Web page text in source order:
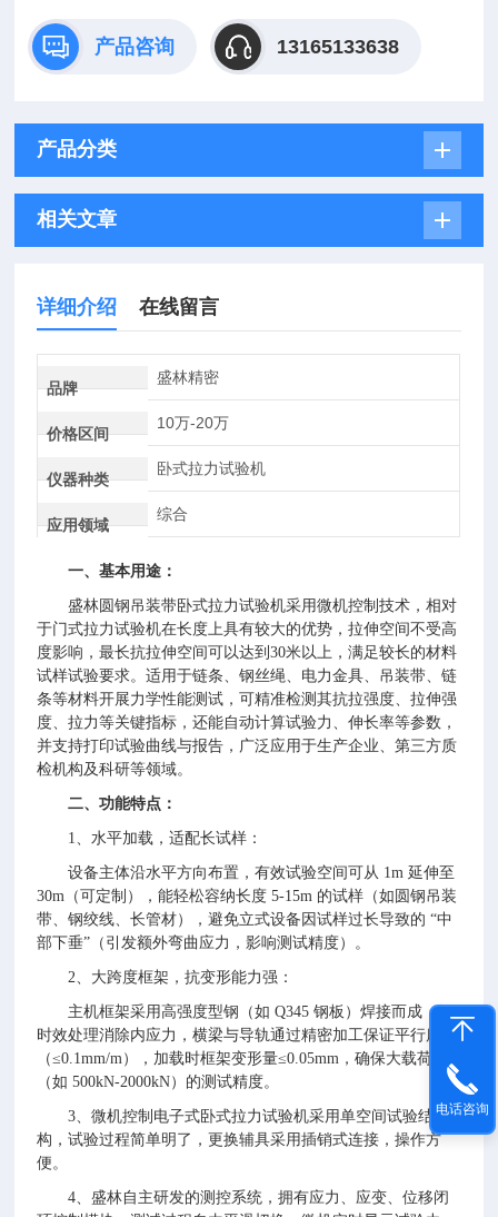
产品咨询 13165133638
产品分类
相关文章
详细介绍 在线留言
品牌
盛林精密
价格区间
10万-20万
仪器种类
卧式拉力试验机
应用领域
综合
一、基本用途：
盛林圆钢吊装带卧式拉力试验机采用微机控制技术，相对
于门式拉力试验机在长度上具有较大的优势，拉伸空间不受高
度影响，最长抗拉伸空间可以达到30米以上，满足较长的材料
试样试验要求。适用于链条、钢丝绳、电力金具、吊装带、链
条等材料开展力学性能测试，可精准检测其抗拉强度、拉伸强
度、拉力等关键指标，还能自动计算试验力、伸长率等参数，
并支持打印试验曲线与报告，广泛应用于生产企业、第三方质
检机构及科研等领域。
二、功能特点：
1、水平加载，适配长试样：
设备主体沿水平方向布置，有效试验空间可从 1m 延伸至
30m（可定制），能轻松容纳长度 5-15m 的试样（如圆钢吊装
带、钢绞线、长管材），避免立式设备因试样过长导致的 “中
部下垂”（引发额外弯曲应力，影响测试精度）。
2、大跨度框架，抗变形能力强：
主机框架采用高强度型钢（如 Q345 钢板）焊接而成，经
时效处理消除内应力，横梁与导轨通过精密加工保证平行度
（≤0.1mm/m），加载时框架变形量≤0.05mm，确保大载荷下
（如 500kN-2000kN）的测试精度。
3、微机控制电子式卧式拉力试验机采用单空间试验结
构，试验过程简单明了，更换辅具采用插销式连接，操作方
便。
4、盛林自主研发的测控系统，拥有应力、应变、位移闭
电话咨询